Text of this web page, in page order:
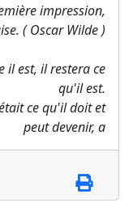
impression,
( Oscar Wilde )
il est, il restera ce
qu'il est.
ce qu'il doit et
peut devenir, a